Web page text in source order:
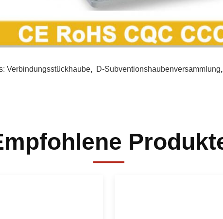
Verbindungsstückhaube, D-Subventionshaubenversammlung,